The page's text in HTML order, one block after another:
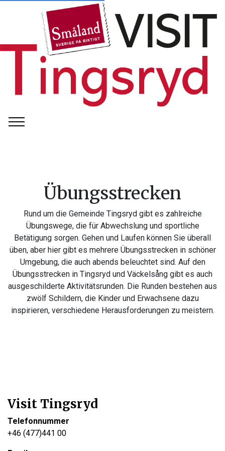
Übungsstrecken
Rund um die Gemeinde Tingsryd gibt es zahlreiche
Übungswege, die für Abwechslung und sportliche
Betätigung sorgen. Gehen und Laufen können Sie überall
üben, aber hier gibt es mehrere Übungsstrecken in schöner
Umgebung, die auch abends beleuchtet sind. Auf den
Übungsstrecken in Tingsryd und Väckelsång gibt es auch
ausgeschilderte Aktivitätsrunden. Die Runden bestehen aus
zwölf Schildern, die Kinder und Erwachsene dazu
inspirieren, verschiedene Herausforderungen zu meistern.
Visit Tingsryd
Telefonnummer
+46 (477)441 00